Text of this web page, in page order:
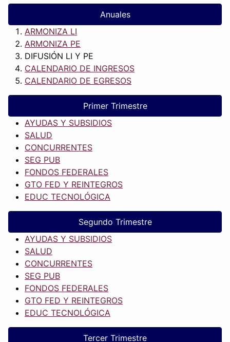
Anuales
ARMONIZA LI
ARMONIZA PE
DIFUSIÓN LI Y PE
CALENDARIO DE INGRESOS
CALENDARIO DE EGRESOS
Primer Trimestre
AYUDAS Y SUBSIDIOS
SALUD
CONCURRENTES
SEG PUB
FONDOS FEDERALES
GTO FED Y REINTEGROS
EDUC TECNOLÓGICA
Segundo Trimestre
AYUDAS Y SUBSIDIOS
SALUD
CONCURRENTES
SEG PUB
FONDOS FEDERALES
GTO FED Y REINTEGROS
EDUC TECNOLÓGICA
Tercer Trimestre